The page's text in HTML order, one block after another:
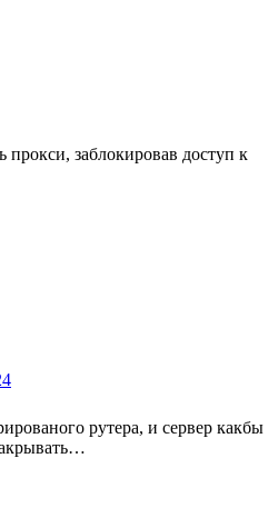
прокси, заблокировав доступ к
рутера, и сервер какбы